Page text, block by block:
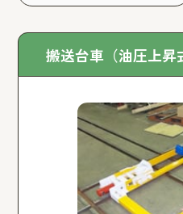
搬送台車（油圧上昇